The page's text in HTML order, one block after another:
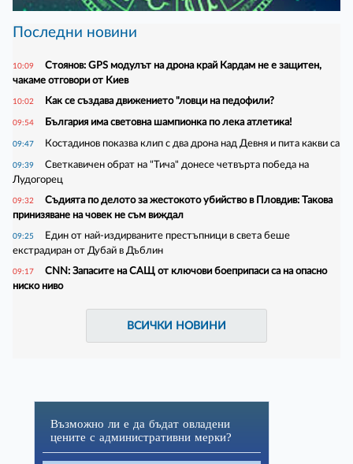
Последни новини
10:09
Стоянов: GPS модулът на дрона край Кардам не е защитен,
чакаме отговори от Киев
10:02 Как се създава движението "ловци на педофили?
09:54 България има световна шампионка по лека атлетика!
09:47 Костадинов показва клип с два дрона над Девня и пита какви са
09:39
Светкавичен обрат на "Тича" донесе четвърта победа на
Лудогорец
09:32
Съдията по делото за жестокото убийство в Пловдив: Такова
принизяване на човек не съм виждал
09:25
Един от най-издирваните престъпници в света беше
екстрадиран от Дубай в Дъблин
09:17
CNN: Запасите на САЩ от ключови боеприпаси са на опасно
ниско ниво
ВСИЧКИ НОВИНИ